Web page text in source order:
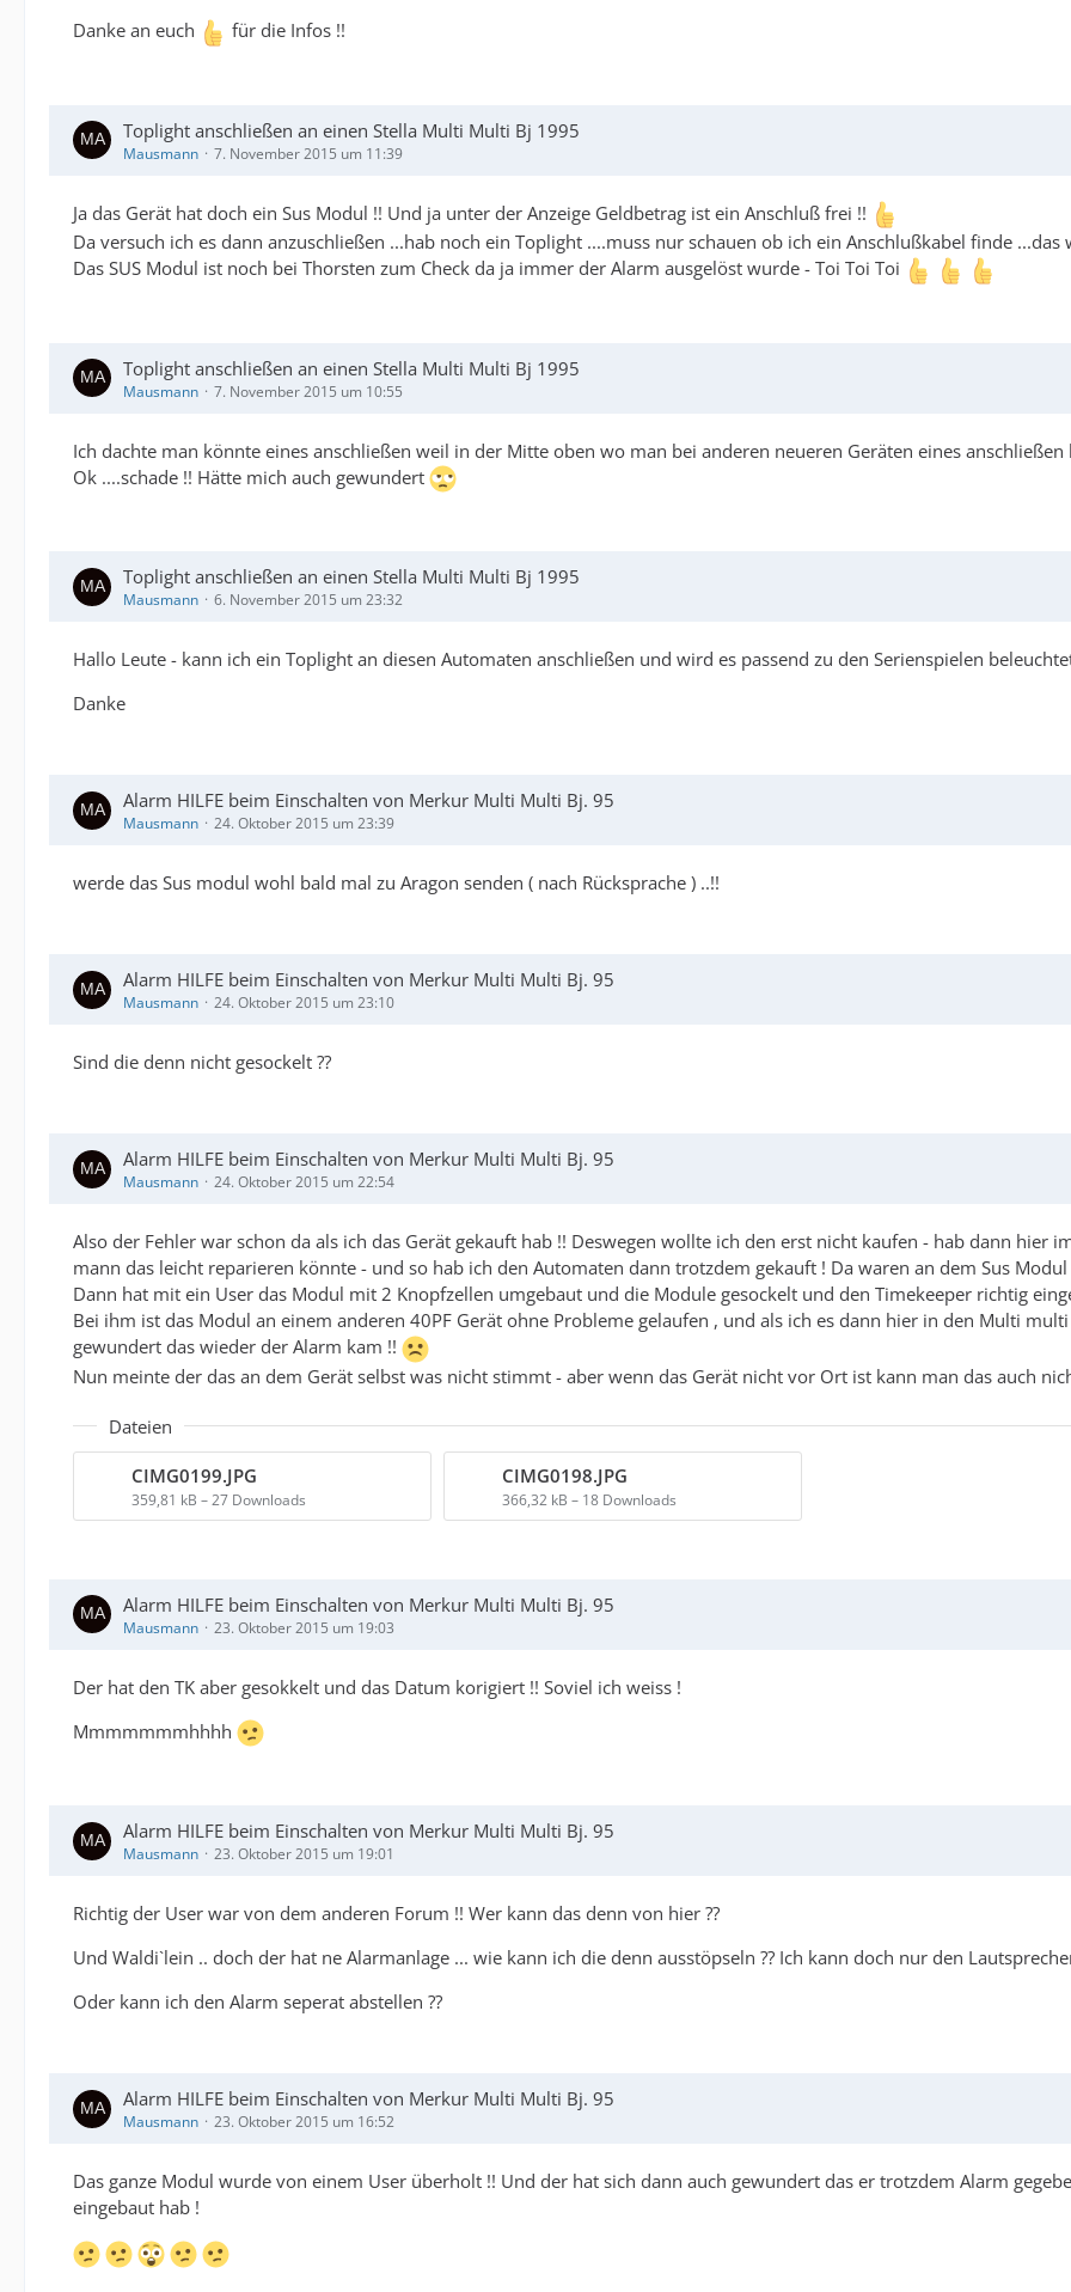
Danke an euch
für die Infos !!
Toplight anschließen an einen Stella Multi Multi Bj 1995
Mausmann 7. November 2015 um 11:39
Ja das Gerät hat doch ein Sus Modul !! Und ja unter der Anzeige Geldbetrag ist ein Anschluß frei !!
Da versuch ich es dann anzuschließen ...hab noch ein Toplight ....muss nur schauen ob ich ein Anschlußkabel finde ...das
Das SUS Modul ist noch bei Thorsten zum Check da ja immer der Alarm ausgelöst wurde - Toi Toi Toi
Toplight anschließen an einen Stella Multi Multi Bj 1995
Mausmann 7. November 2015 um 10:55
Ich dachte man könnte eines anschließen weil in der Mitte oben wo man bei anderen neueren Geräten eines
Ok ....schade !! Hätte mich auch gewundert
Toplight anschließen an einen Stella Multi Multi Bj 1995
Mausmann 6. November 2015 um 23:32
Hallo Leute - kann ich ein Toplight an diesen Automaten anschließen und wird es passend zu den Serienspielen
Danke
Alarm HILFE beim Einschalten von Merkur Multi Multi Bj. 95
Mausmann 24. Oktober 2015 um 23:39
werde das Sus modul wohl bald mal zu Aragon senden ( nach Rücksprache ) ..!!
Alarm HILFE beim Einschalten von Merkur Multi Multi Bj. 95
Mausmann 24. Oktober 2015 um 23:10
Sind die denn nicht gesockelt ??
Alarm HILFE beim Einschalten von Merkur Multi Multi Bj. 95
Mausmann 24. Oktober 2015 um 22:54
Also der Fehler war schon da als ich das Gerät gekauft hab !! Deswegen wollte ich den erst nicht kaufen - hab dann hier
mann das leicht reparieren könnte - und so hab ich den Automaten dann trotzdem gekauft ! Da waren an dem Sus
Dann hat mit ein User das Modul mit 2 Knopfzellen umgebaut und die Module gesockelt und den Timekeeper richtig
Bei ihm ist das Modul an einem anderen 40PF Gerät ohne Probleme gelaufen , und als ich es dann hier in den Multi
gewundert das wieder der Alarm kam !!
Nun meinte der das an dem Gerät selbst was nicht stimmt - aber wenn das Gerät nicht vor Ort ist kann man das auch
Dateien
CIMG0199.JPG
359,81 kB – 27 Downloads
CIMG0198.JPG
366,32 kB – 18 Downloads
Alarm HILFE beim Einschalten von Merkur Multi Multi Bj. 95
Mausmann 23. Oktober 2015 um 19:03
Der hat den TK aber gesokkelt und das Datum korigiert !! Soviel ich weiss !
Mmmmmmmhhhh
Alarm HILFE beim Einschalten von Merkur Multi Multi Bj. 95
Mausmann 23. Oktober 2015 um 19:01
Richtig der User war von dem anderen Forum !! Wer kann das denn von hier ??
Und Waldi`lein .. doch der hat ne Alarmanlage ... wie kann ich die denn ausstöpseln ?? Ich kann doch nur den
Oder kann ich den Alarm seperat abstellen ??
Alarm HILFE beim Einschalten von Merkur Multi Multi Bj. 95
Mausmann 23. Oktober 2015 um 16:52
Das ganze Modul wurde von einem User überholt !! Und der hat sich dann auch gewundert das er trotzdem Alarm
eingebaut hab !